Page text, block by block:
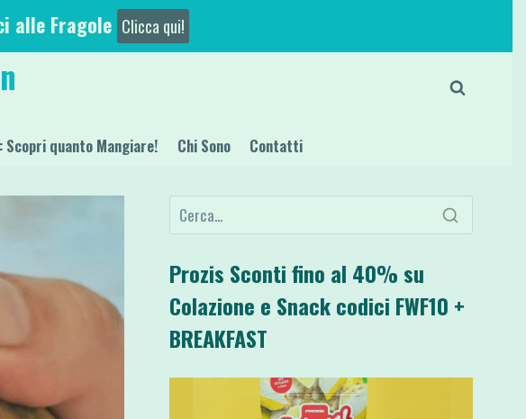
alle Fragole Clicca qui!
Scopri quanto Mangiare! Chi Sono Contatti
Prozis Sconti fino al 40% su
Colazione e Snack codici FWF10 +
BREAKFAST